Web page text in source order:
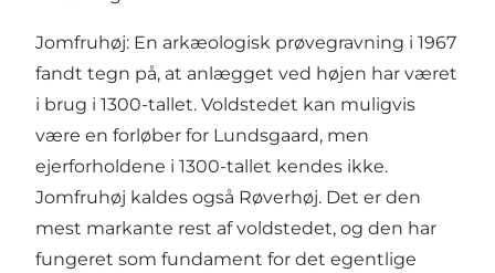
Jomfruhøj: En arkæologisk prøvegravning i 1967
fandt tegn på, at anlægget ved højen har været
i brug i 1300-tallet. Voldstedet kan muligvis
være en forløber for Lundsgaard, men
ejerforholdene i 1300-tallet kendes ikke.
Jomfruhøj kaldes også Røverhøj. Det er den
mest markante rest af voldstedet, og den har
fungeret som fundament for det egentlige